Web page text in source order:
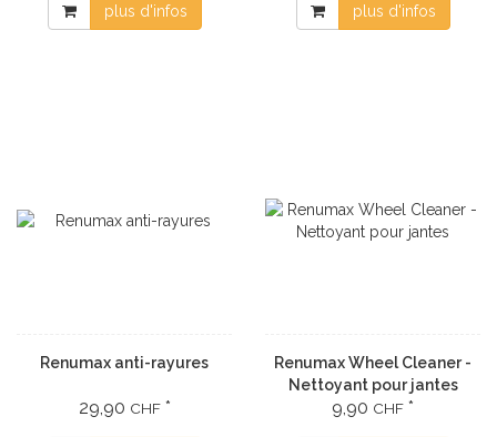
plus d'infos plus d'infos
Renumax anti-rayures
29,90 CHF*
Renumax Wheel Cleaner -
Nettoyant pour jantes
9,90 CHF *